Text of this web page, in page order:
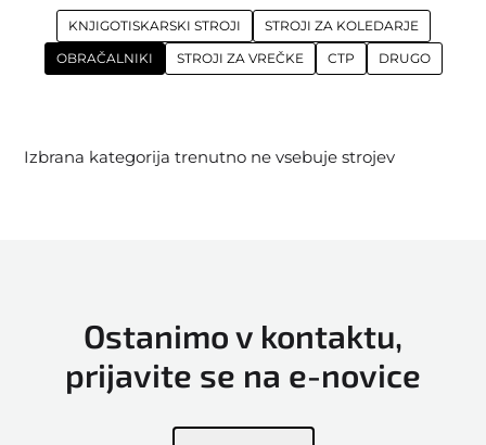
KNJIGOTISKARSKI STROJI
STROJI ZA KOLEDARJE
OBRAČALNIKI
STROJI ZA VREČKE CTP DRUGO
Izbrana kategorija trenutno ne vsebuje strojev
Ostanimo v kontaktu,
prijavite se na e-novice